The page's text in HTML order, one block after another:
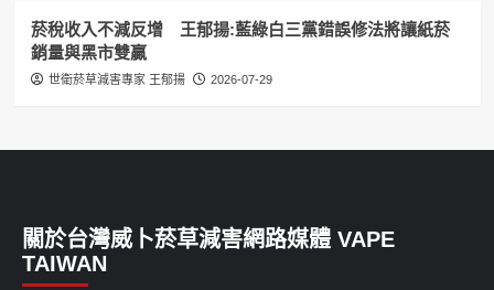
菸稅收入不減反增 王郁揚:藍綠白三黨錯誤修法將讓紙菸
銷量與黑市雙贏
世衛菸草減害專家 王郁揚 2026-07-29
關於台灣威卜菸草減害網路媒體 VAPE
TAIWAN